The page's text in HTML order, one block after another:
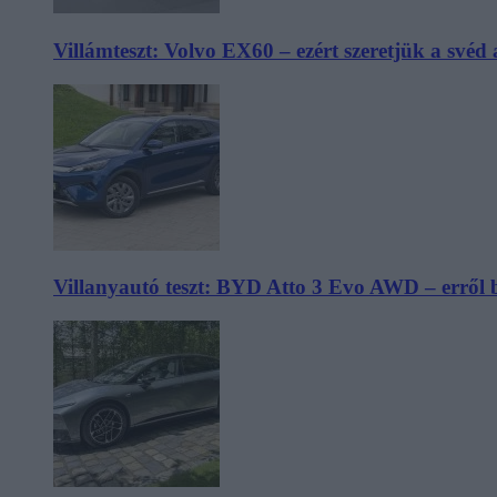
Villámteszt: Volvo EX60 – ezért szeretjük a svéd
Villanyautó teszt: BYD Atto 3 Evo AWD – erről